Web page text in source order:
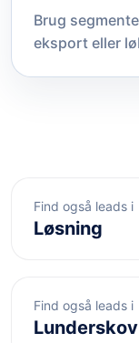
Brug
eksport eller
Find også leads i
Løsning
Find også leads i
Lunderskov